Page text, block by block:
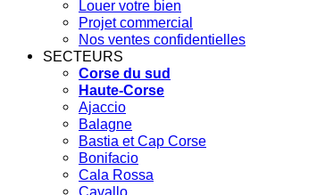
Louer votre bien
Projet commercial
Nos ventes confidentielles
SECTEURS
Corse du sud
Haute-Corse
Ajaccio
Balagne
Bastia et Cap Corse
Bonifacio
Cala Rossa